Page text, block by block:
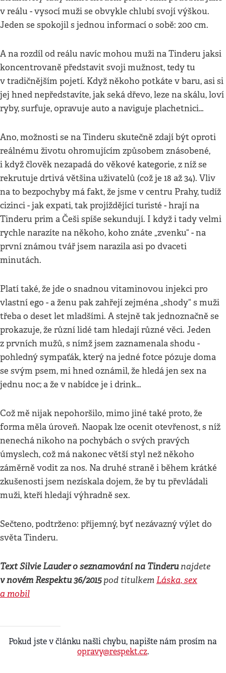
v reálu - vysocí muži se obvykle chlubí svojí výškou.
Jeden se spokojil s jednou informací o sobě: 200 cm.
A na rozdíl od reálu navíc mohou muži na Tinderu jaksi
koncentrovaně představit svoji mužnost, tedy tu
v tradičnějším pojetí. Když někoho potkáte v baru, asi si
jej hned nepředstavíte, jak seká dřevo, leze na skálu, loví
ryby, surfuje, opravuje auto a naviguje plachetnici…
Ano, možnosti se na Tinderu skutečně zdají být oproti
reálnému životu ohromujícím způsobem znásobené,
i když člověk nezapadá do věkové kategorie, z níž se
rekrutuje drtivá většina uživatelů (což je 18 až 34). Vliv
na to bezpochyby má fakt, že jsme v centru Prahy, tudíž
cizinci - jak expati, tak projíždějící turisté - hrají na
Tinderu prim a Češi spíše sekundují. I když i tady velmi
rychle narazíte na někoho, koho znáte „zvenku“ - na
první známou tvář jsem narazila asi po dvaceti
minutách.
Platí také, že jde o snadnou vitaminovou injekci pro
vlastní ego - a ženu pak zahřejí zejména „shody“ s muži
třeba o deset let mladšími. A stejně tak jednoznačně se
prokazuje, že různí lidé tam hledají různé věci. Jeden
z prvních mužů, s nímž jsem zaznamenala shodu -
pohledný sympaťák, který na jedné fotce pózuje doma
se svým psem, mi hned oznámil, že hledá jen sex na
jednu noc; a že v nabídce je i drink…
Což mě nijak nepohoršilo, mimo jiné také proto, že
forma měla úroveň. Naopak lze ocenit otevřenost, s níž
nenechá nikoho na pochybách o svých pravých
úmyslech, což má nakonec větší styl než někoho
záměrně vodit za nos. Na druhé straně i během krátké
zkušenosti jsem nezískala dojem, že by tu převládali
muži, kteří hledají výhradně sex.
Sečteno, podtrženo: příjemný, byť nezávazný výlet do
světa Tinderu.
Text Silvie Lauder o seznamování na Tinderunajdete
v novém Respektu 36/2015pod titulkemLáska, sex
a mobil
Pokud jste v článku našli chybu, napište nám prosím na
opravy@respekt.cz.